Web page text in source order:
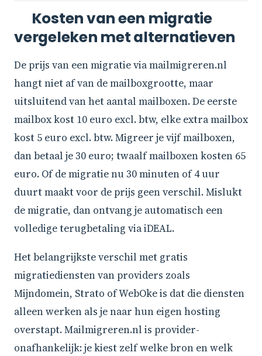
Kosten van een migratie
vergeleken met alternatieven
De prijs van een migratie via mailmigreren.nl
hangt niet af van de mailboxgrootte, maar
uitsluitend van het aantal mailboxen. De eerste
mailbox kost 10 euro excl. btw, elke extra mailbox
kost 5 euro excl. btw. Migreer je vijf mailboxen,
dan betaal je 30 euro; twaalf mailboxen kosten 65
euro. Of de migratie nu 30 minuten of 4 uur
duurt maakt voor de prijs geen verschil. Mislukt
de migratie, dan ontvang je automatisch een
volledige terugbetaling via iDEAL.
Het belangrijkste verschil met gratis
migratiediensten van providers zoals
Mijndomein, Strato of WebOke is dat die diensten
alleen werken als je naar hun eigen hosting
overstapt. Mailmigreren.nl is provider-
onafhankelijk: je kiest zelf welke bron en welk